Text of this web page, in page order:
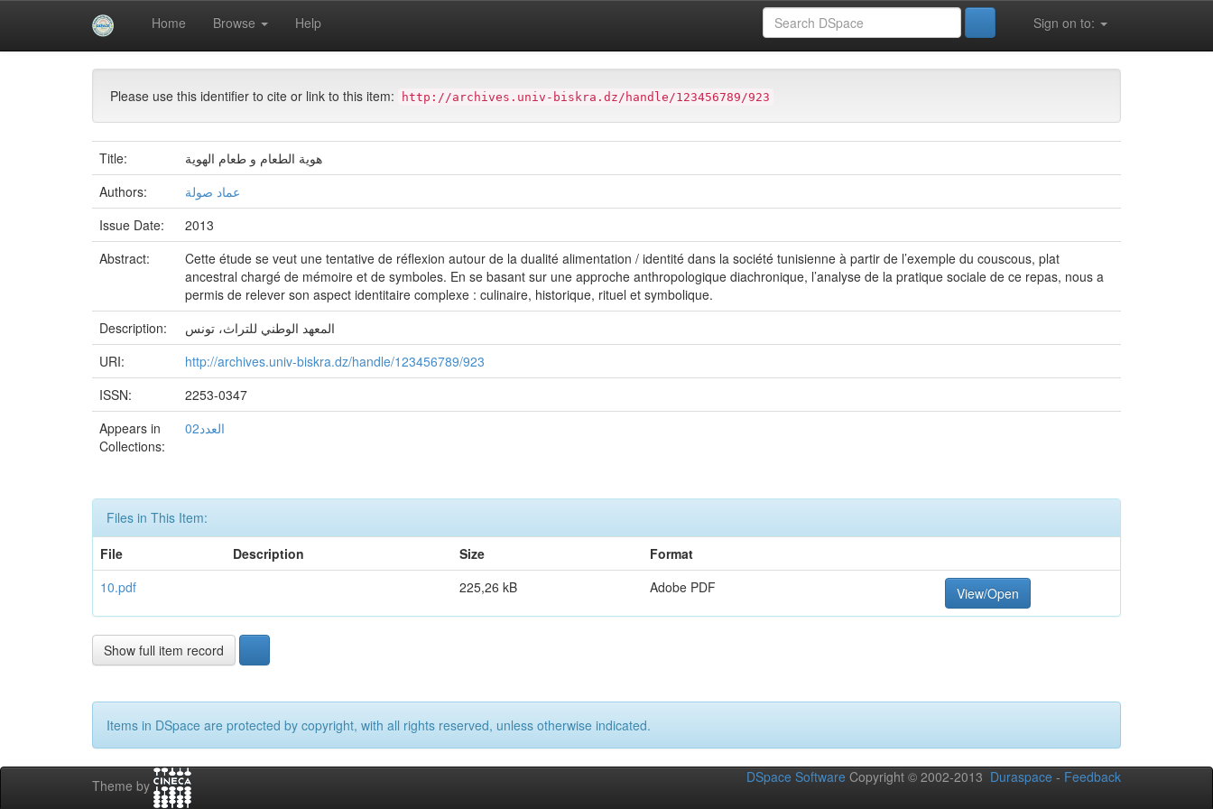
Home Browse Help Sign on to:
University of Biskra Repository Revues scientifiques العدد02
Please use this identifier to cite or link to this item: http://archives.univ-biskra.dz/handle/123456789/923
Title:
هوية الطعام و طعام الهوية
Authors:
عماد صولة
Issue Date:
2013
Abstract:
Cette étude se veut une tentative de réflexion autour de la dualité alimentation / identité dans la société tunisienne à partir de l’exemple du couscous, plat
ancestral chargé de mémoire et de symboles. En se basant sur une approche anthropologique diachronique, l’analyse de la pratique sociale de ce repas, nous a
permis de relever son aspect identitaire complexe : culinaire, historique, rituel et symbolique.
Description:
المعهد الوطني للتراث، تونس
URI:
http://archives.univ-biskra.dz/handle/123456789/923
ISSN:
2253-0347
Appears in
Collections:
العدد02
Files in This Item:
File
Description Size
Format
10.pdf
225,26 kB Adobe PDF View/Open
Show full item record
Items in DSpace are protected by copyright, with all rights reserved, unless otherwise indicated.
Theme by
DSpace Software Copyright © 2002-2013 Duraspace - Feedback